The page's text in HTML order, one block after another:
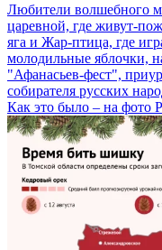
Любители волшебного
царевной, где живут-
яга и Жар-птица, где
молодильные яблочки,
"Афанасьев-фест",
собирателя русских
Как это было – на фото